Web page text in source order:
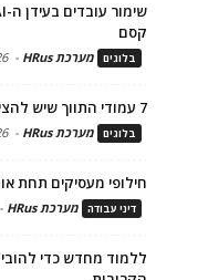
קסם
בלוגים מערכת HRus -
7 עמודי התווך שיש להציב בבסיס תהליך הגיוס ומיתוג המעסיק
בלוגים מערכת HRus -
חילופי מעסיקים תחת
דיני עבודה מערכת HRus -
ללמוד מחדש כדי